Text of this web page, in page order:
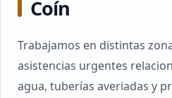
Coín
Trabajamos en distintas
asistencias urgentes
agua, tuberías averiadas y